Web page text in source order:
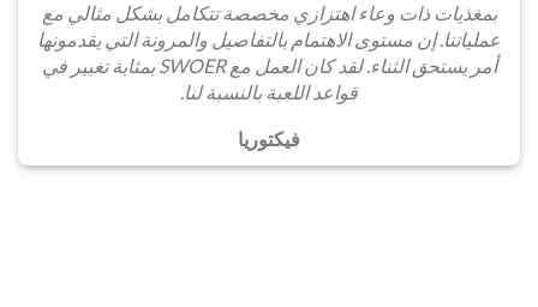
بمغذيات ذات وعاء اهتزازي مخصصة تتكامل بشكل مثالي مع
عملياتنا. إن مستوى الاهتمام بالتفاصيل والمرونة التي يقدمونها
أمر يستحق الثناء. لقد كان العمل مع SWOER بمثابة تغيير في
قواعد اللعبة بالنسبة لنا.
فيكتوريا